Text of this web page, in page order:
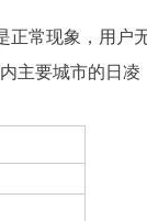
正常现象，用户
主要城市的日凌